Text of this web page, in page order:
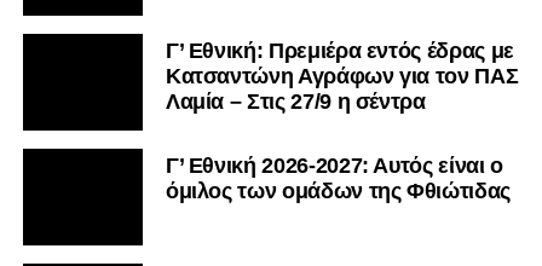
Γ’ Εθνική: Πρεμιέρα εντός έδρας με
Κατσαντώνη Αγράφων για τον ΠΑΣ
Λαμία – Στις 27/9 η σέντρα
Γ’ Εθνική 2026-2027: Αυτός είναι ο
όμιλος των ομάδων της Φθιώτιδας